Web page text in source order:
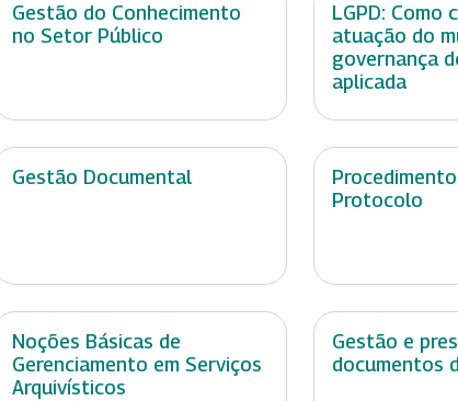
Gestão do Conhecimento
no Setor Público
LGPD: Como
atuação do
governança
aplicada
Gestão Documental
Protocolo
Noções Básicas de
Gerenciamento em Serviços
Arquivísticos
Gestão e
documentos